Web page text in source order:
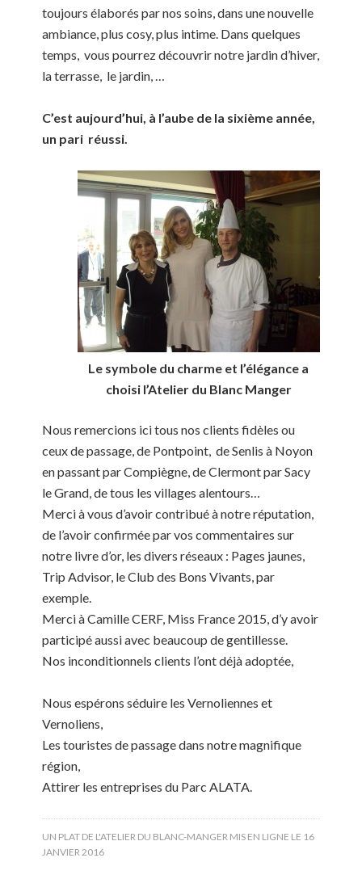
toujours élaborés par nos soins, dans une nouvelle
ambiance, plus cosy, plus intime. Dans quelques
temps, vous pourrez découvrir notre jardin d’hiver,
la terrasse, le jardin, …
C’est aujourd’hui, à l’aube de la sixième année,
un pari réussi.
Le symbole du charme et l’élégance a
choisi l’Atelier du Blanc Manger
Nous remercions ici tous nos clients fidèles ou
ceux de passage,de Pontpoint, de Senlis à Noyon
en passant par Compiègne, de Clermont par Sacy
le Grand,de tous les villages alentours…
Merci à vous d’avoir contribué à notre réputation,
de l’avoir confirmée par vos commentaires sur
notre livre d’or, les divers réseaux : Pages jaunes,
Trip Advisor, le Club des Bons Vivants, par
exemple.
Merci à Camille CERF, Miss France 2015, d’y avoir
participé aussi avec beaucoup de gentillesse.
Nos inconditionnels clients l’ont déjà adoptée,
Nous espérons séduire les Vernoliennes et
Vernoliens,
Les touristes de passage dans notre magnifique
région,
Attirer les entreprises du Parc ALATA.
UN PLAT DE L'ATELIER DU BLANC-MANGER MIS EN LIGNE LE 16
JANVIER 2016